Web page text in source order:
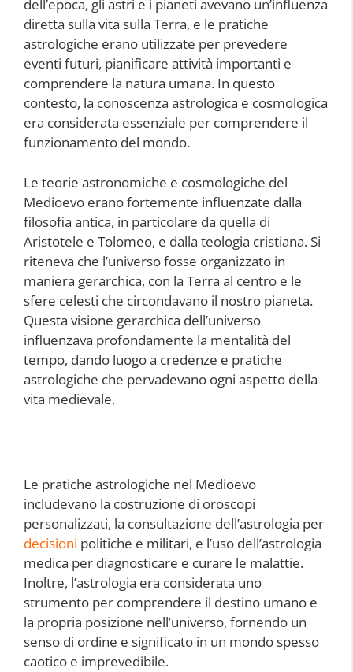
dell’epoca, gli astri e i pianeti avevano un’influenza
diretta sulla vita sulla Terra, e le pratiche
astrologiche erano utilizzate per prevedere
eventi futuri, pianificare attività importanti e
comprendere la natura umana. In questo
contesto, la conoscenza astrologica e cosmologica
era considerata essenziale per comprendere il
funzionamento del mondo.
Le teorie astronomiche e cosmologiche del
Medioevo erano fortemente influenzate dalla
filosofia antica, in particolare da quella di
Aristotele e Tolomeo, e dalla teologia cristiana. Si
riteneva che l’universo fosse organizzato in
maniera gerarchica, con la Terra al centro e le
sfere celesti che circondavano il nostro pianeta.
Questa visione gerarchica dell’universo
influenzava profondamente la mentalità del
tempo, dando luogo a credenze e pratiche
astrologiche che pervadevano ogni aspetto della
vita medievale.
Le pratiche astrologiche nel Medioevo
includevano la costruzione di oroscopi
personalizzati, la consultazione dell’astrologia per
decisioni politiche e militari, e l’uso dell’astrologia
medica per diagnosticare e curare le malattie.
Inoltre, l’astrologia era considerata uno
strumento per comprendere il destino umano e
la propria posizione nell’universo, fornendo un
senso di ordine e significato in un mondo spesso
caotico e imprevedibile.